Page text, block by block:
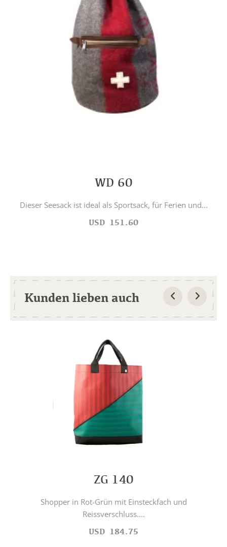
WD 60
Dieser Seesack ist ideal als Sportsack, für Ferien und...
USD 151.60
Kunden lieben auch
ZG 140
Shopper in Rot-Grün mit Einsteckfach und
Reissverschluss....
USD 184.75